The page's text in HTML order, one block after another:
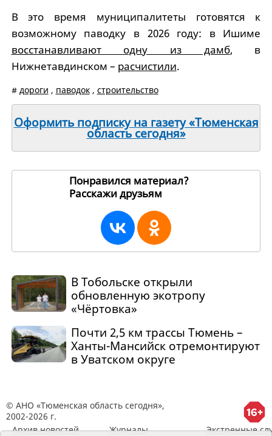
В это время муниципалитеты готовятся к
возможному паводку в 2026 году: в Ишиме
восстанавливают одну из дамб, в
Нижнетавдинском – расчистили.
# дороги , паводок, строительство
Оформить подписку на газету «Тюменская
область сегодня»
Понравился материал?
Расскажи друзьям
В Тобольске открыли
обновленную экотропу
«Чёртовка»
Почти 2,5 км трассы Тюмень –
Ханты-Мансийск отремонтируют
в Уватском округе
© АНО «Тюменская область сегодня»,
2002-2026 г.
Архив новостей
Журналы
Экстренные